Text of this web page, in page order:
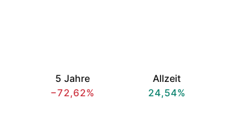
5 Jahre
−72,62%
Allzeit
24,54%